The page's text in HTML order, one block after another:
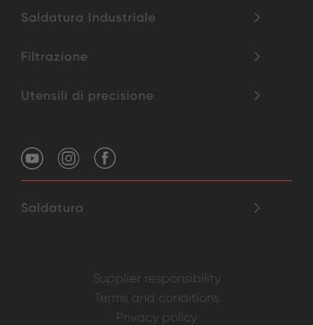
Saldatura Industriale
Filtrazione
Utensili di precisione
Saldatura
Supplier responsibility
Terms and conditions
Privacy policy